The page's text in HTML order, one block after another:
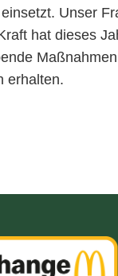
Unser
hat dieses
erhalten.